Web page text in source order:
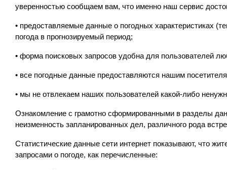
уверенностью сообщаем вам, что именно наш сервис
• предоставляемые данные о погодных характеристиках
погода в прогнозируемый период;
• форма поисковых запросов удобна для пользователей
• все погодные данные предоставляются нашим
• мы не отвлекаем наших пользователей какой-либо
Ознакомление с грамотно сформированными в разделы
неизменность запланированных дел, различного рода
Статистические данные сети интернет показывают, что
запросами о погоде, как перечисленные: